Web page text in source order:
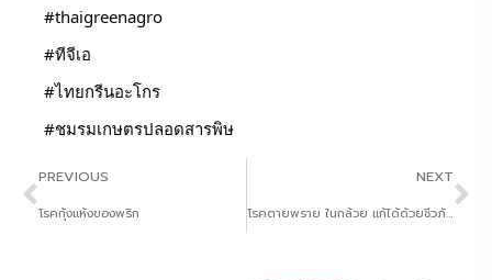
#thaigreenagro
#ทีจีเอ
#ไทยกรีนอะโกร
#ชมรมเกษตรปลอดสารพิษ
PREVIOUS
โรคกุ้งแห้งของพริก
NEXT
โรคตายพราย ในกล้วย แก้ได้ด้วยชีวภัณฑ์